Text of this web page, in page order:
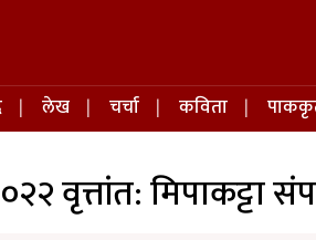
लेख चर्चा कविता
वृत्तांत: मिपाकट्टा